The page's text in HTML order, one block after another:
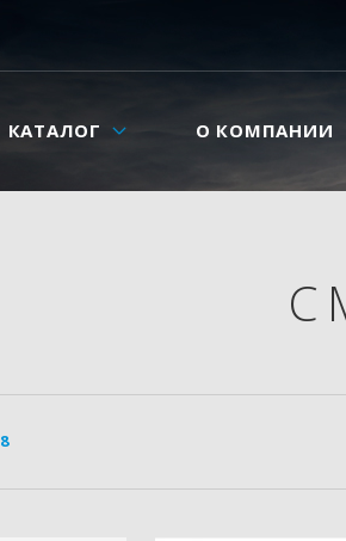
КАТАЛОГ О КОМПАНИИ
8